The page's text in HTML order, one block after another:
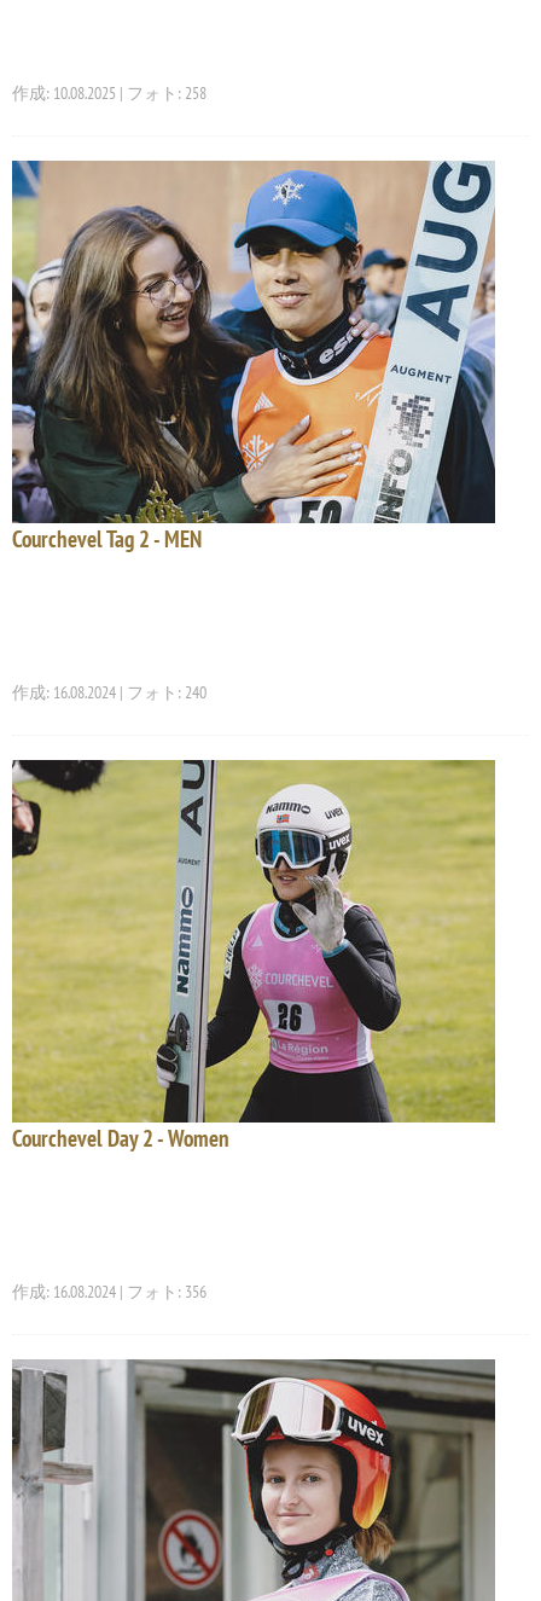
作成: 10.08.2025 | フォト: 258
Courchevel Tag 2 - MEN
作成: 16.08.2024 | フォト: 240
Courchevel Day 2 - Women
作成: 16.08.2024 | フォト: 356